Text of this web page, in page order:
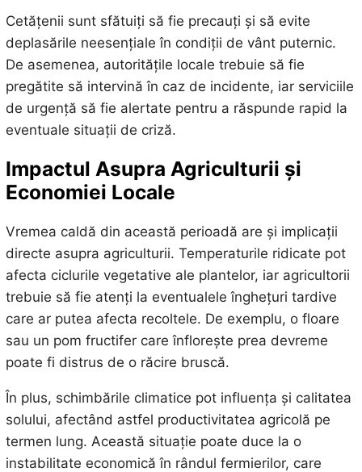
Cetățenii sunt sfătuiți să fie precauți și să evite
deplasările neesențiale în condiții de vânt puternic.
De asemenea, autoritățile locale trebuie să fie
pregătite să intervină în caz de incidente, iar serviciile
de urgență să fie alertate pentru a răspunde rapid la
eventuale situații de criză.
Impactul Asupra Agriculturii și
Economiei Locale
Vremea caldă din această perioadă are și implicații
directe asupra agriculturii. Temperaturile ridicate pot
afecta ciclurile vegetative ale plantelor, iar agricultorii
trebuie să fie atenți la eventualele înghețuri tardive
care ar putea afecta recoltele. De exemplu, o floare
sau un pom fructifer care înflorește prea devreme
poate fi distrus de o răcire bruscă.
În plus, schimbările climatice pot influența și calitatea
solului, afectând astfel productivitatea agricolă pe
termen lung. Această situație poate duce la o
instabilitate economică în rândul fermierilor, care